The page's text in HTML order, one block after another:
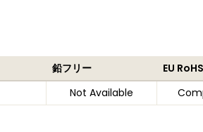
鉛フリー EU RoHS
Not Available